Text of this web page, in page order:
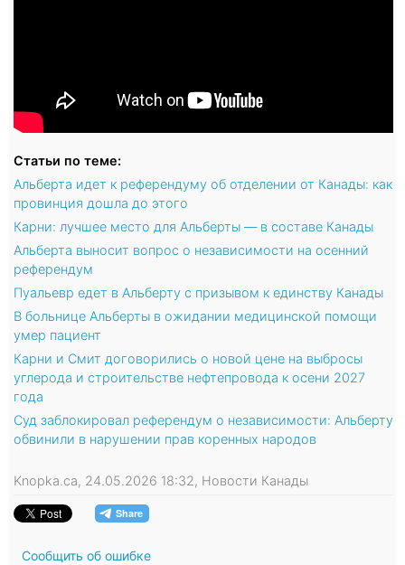
Статьи по теме:
Альберта идет к референдуму об отделении от Канады: как
провинция дошла до этого
Карни: лучшее место для Альберты — в составе Канады
Альберта выносит вопрос о независимости на осенний
референдум
Пуальевр едет в Альберту с призывом к единству Канады
В больнице Альберты в ожидании медицинской помощи
умер пациент
Карни и Смит договорились о новой цене на выбросы
углерода и строительстве нефтепровода к осени 2027
года
Суд заблокировал референдум о независимости: Альберту
обвинили в нарушении прав коренных народов
Knopka.ca, 24.05.2026 18:32, Новости Канады
Сообщить об ошибке